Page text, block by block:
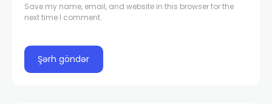
Save my name, email, and website in this browser for the
next time I comment.